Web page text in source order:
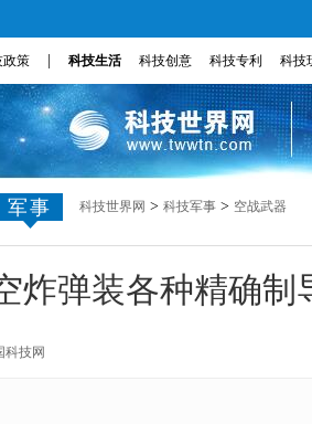
政策 科技生活 科技创意 科技专利 科技
军事 科技世界网 > 科技军事 > 空战武器
炸弹装各种精确制
科技网